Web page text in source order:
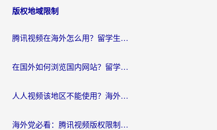
版权地域限制
腾讯视频在海外怎么用？留学生亲测有效的回国加速器攻略
在国外如何浏览国内网站？留学生&海外华人的无缝访问指南
人人视频该地区不能使用？海外党追剧看片的终极解决方案来了
海外党必看：腾讯视频版权限制怎么破？3步让你轻松追剧